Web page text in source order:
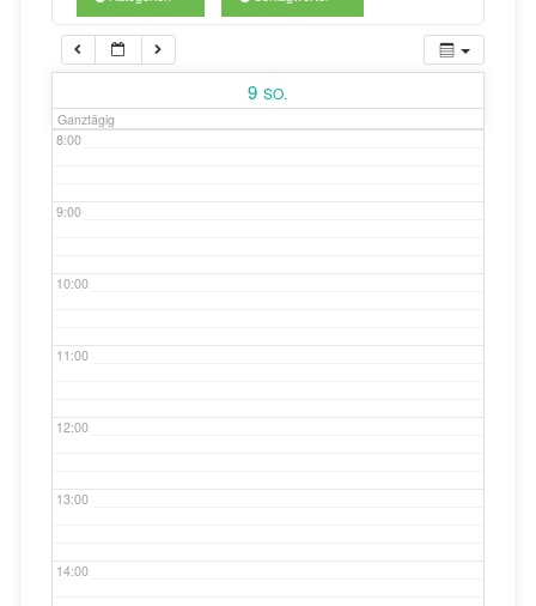
9 SO.
Ganztägig
7:00
8:00
9:00
10:00
11:00
12:00
13:00
14:00